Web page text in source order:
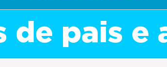
de pais e